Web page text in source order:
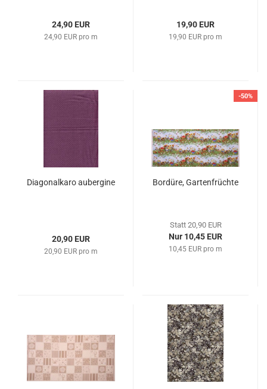
24,90 EUR
24,90 EUR pro m
19,90 EUR
19,90 EUR pro m
Diagonalkaro aubergine
20,90 EUR
20,90 EUR pro m
-50%
Bordüre, Gartenfrüchte
Statt 20,90 EUR
Nur 10,45 EUR
10,45 EUR pro m